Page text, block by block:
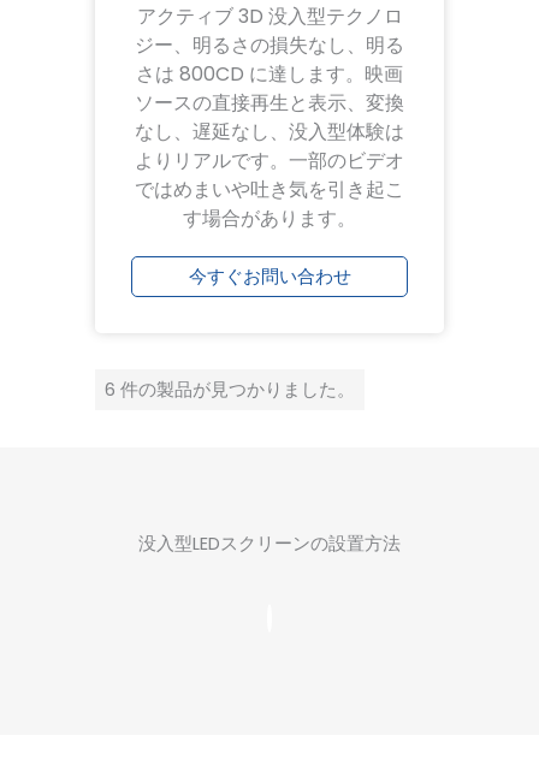
アクティブ 3D 没入型テクノロ
ジー、明るさの損失なし、明る
さは 800CD に達します。映画
ソースの直接再生と表示、変換
なし、遅延なし、没入型体験は
よりリアルです。一部のビデオ
ではめまいや吐き気を引き起こ
す場合があります。
今すぐお問い合わせ
6 件の製品が見つかりました。
没入型LEDスクリーンの設置方法